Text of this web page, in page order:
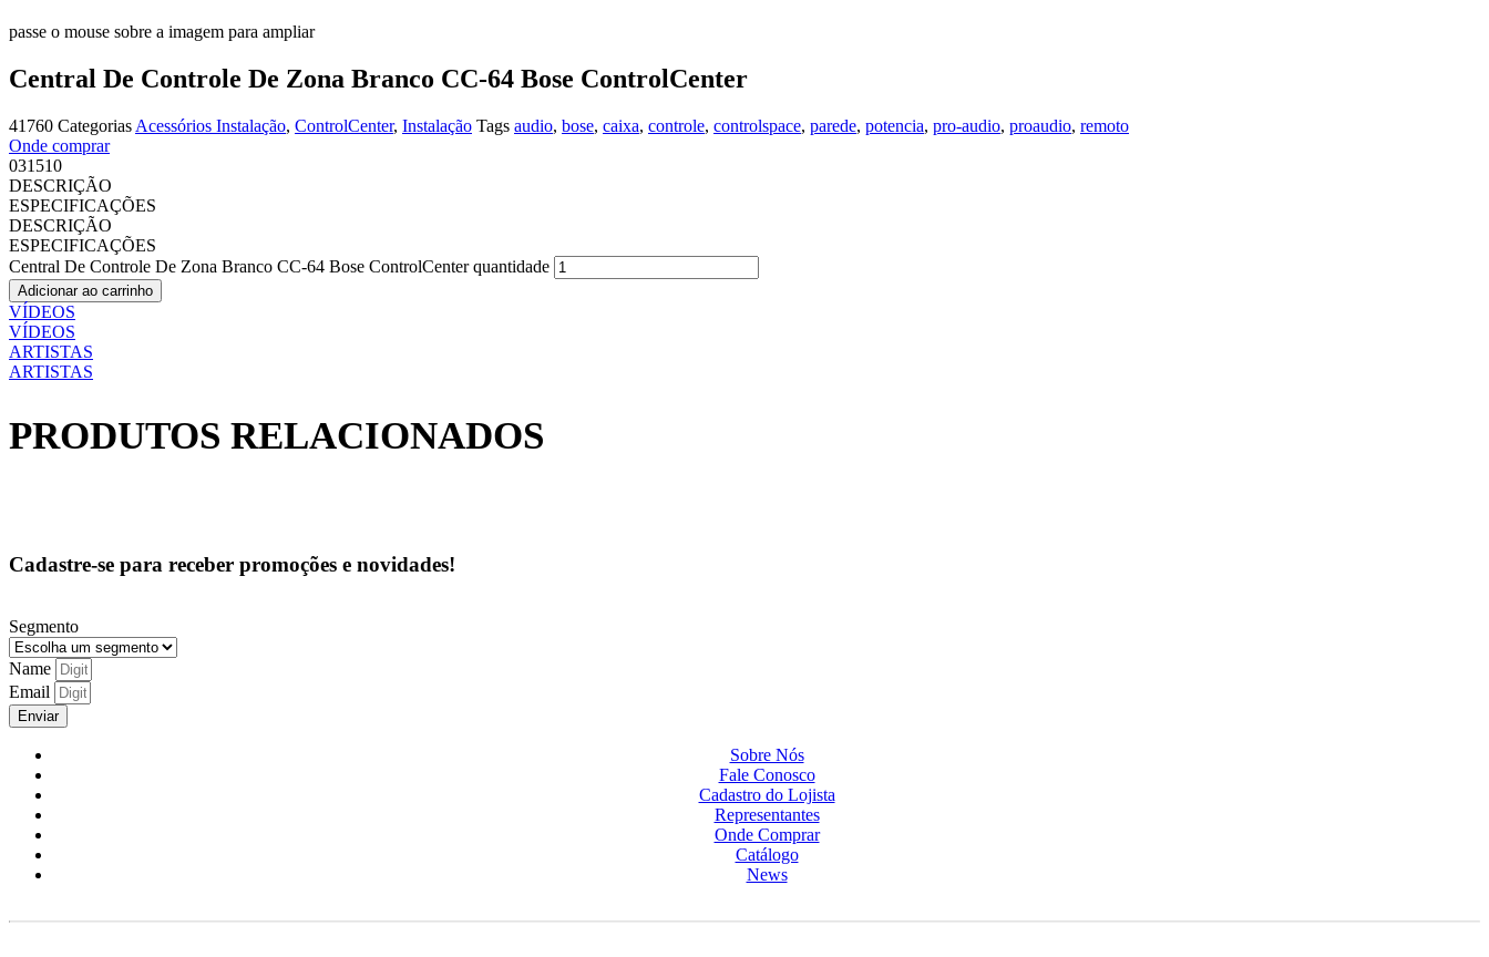
passe o mouse sobre a imagem para ampliar
Central De Controle De Zona Branco CC-64 Bose ControlCenter
41760 Categorias Acessórios Instalação, ControlCenter, Instalação Tags audio, bose, caixa, controle, controlspace, parede, potencia, pro-audio, proaudio, remoto
Onde comprar
031510
DESCRIÇÃO
ESPECIFICAÇÕES
DESCRIÇÃO
ESPECIFICAÇÕES
Central De Controle De Zona Branco CC-64 Bose ControlCenter quantidade
Adicionar ao carrinho
VÍDEOS
VÍDEOS
ARTISTAS
ARTISTAS
PRODUTOS RELACIONADOS
Cadastre-se para receber promoções e novidades!
Segmento
Name
Email
Enviar
Sobre Nós
Fale Conosco
Cadastro do Lojista
Representantes
Onde Comprar
Catálogo
News